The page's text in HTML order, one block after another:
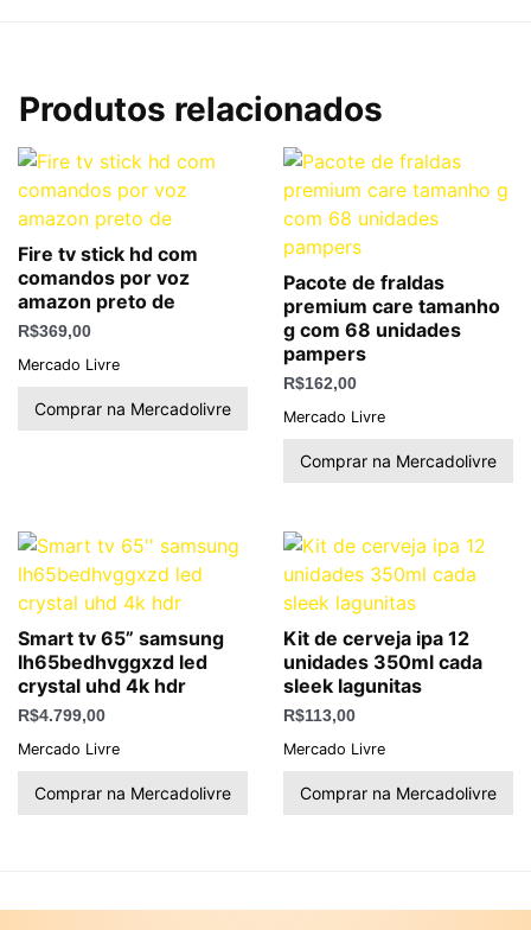
Produtos relacionados
Fire tv stick hd com
comandos por voz
amazon preto de
R$369,00
Mercado Livre
Comprar na Mercadolivre
Pacote de fraldas
premium care tamanho
g com 68 unidades
pampers
R$162,00
Mercado Livre
Comprar na Mercadolivre
Smart tv 65” samsung
lh65bedhvggxzd led
crystal uhd 4k hdr
R$4.799,00
Mercado Livre
Comprar na Mercadolivre
Kit de cerveja ipa 12
unidades 350ml cada
sleek lagunitas
R$113,00
Mercado Livre
Comprar na Mercadolivre